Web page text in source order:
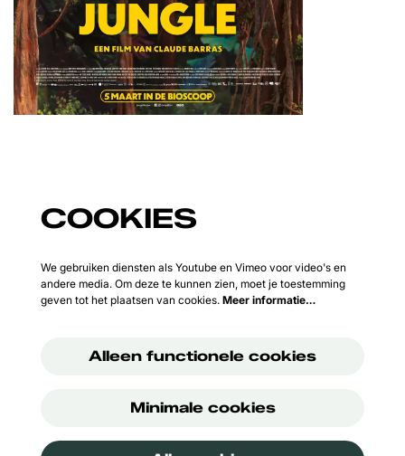
COOKIES
We gebruiken diensten als Youtube en Vimeo voor video's en
andere media. Om deze te kunnen zien, moet je toestemming
geven tot het plaatsen van cookies. Meer informatie…
Alleen functionele cookies
Minimale cookies